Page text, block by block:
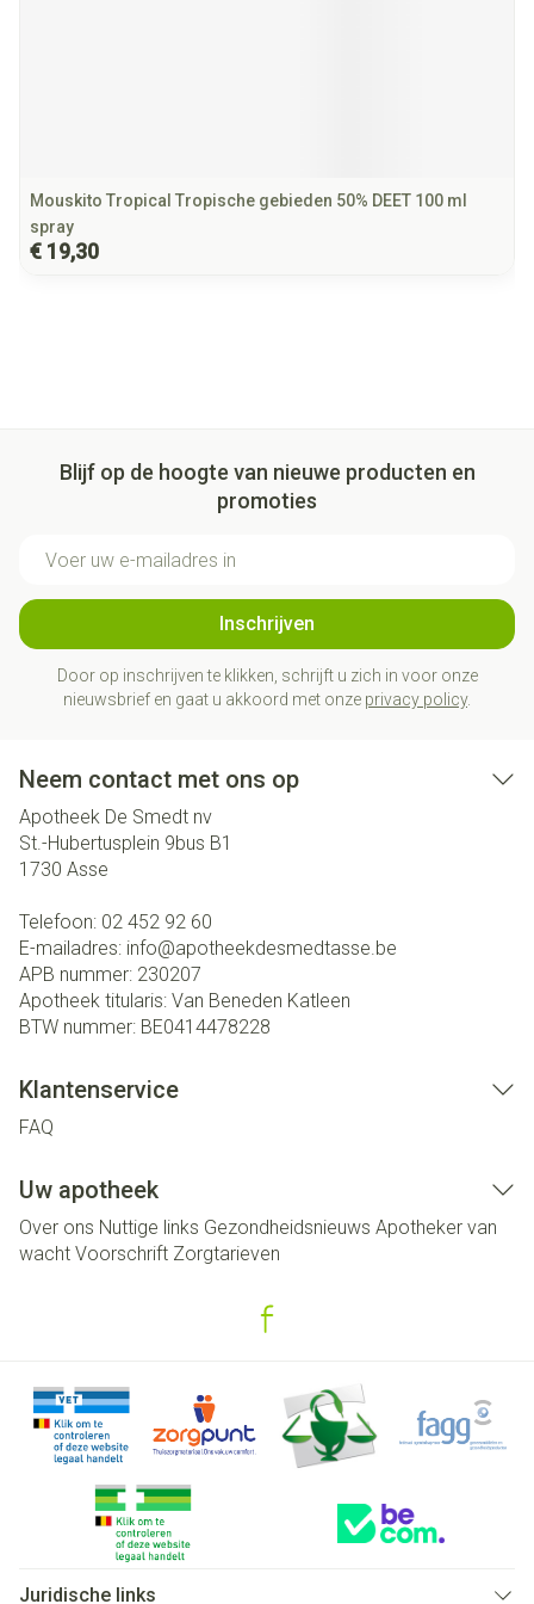
Mouskito Tropical Tropische gebieden 50% DEET 100 ml
spray
€ 19,30
Blijf op de hoogte van nieuwe producten en
promoties
Inschrijven
Door op inschrijven te klikken, schrijft u zich in voor onze
nieuwsbrief en gaat u akkoord met onze privacy policy.
Neem contact met ons op
Apotheek De Smedt nv
St.-Hubertusplein 9bus B1
1730 Asse
Telefoon: 02 452 92 60
E-mailadres: info@apotheekdesmedtasse.be
APB nummer: 230207
Apotheek titularis: Van Beneden Katleen
BTW nummer: BE0414478228
Klantenservice
FAQ
Uw apotheek
Over ons Nuttige links Gezondheidsnieuws Apotheker van
wacht Voorschrift Zorgtarieven
Juridische links